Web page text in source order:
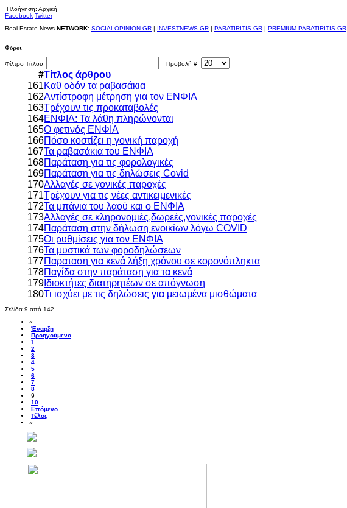
Πλοήγηση: Αρχική
Facebook Twitter
Real Estate News NETWORK: SOCIALOPINION.GR | INVESTNEWS.GR | PARATIRITIS.GR | PREMIUM.PARATIRITIS.GR
Φόροι
Φίλτρο Τίτλου Προβολή #
#Τίτλος άρθρου
161Καθ οδόν τα ραβασάκια
162Αντίστροφη μέτρηση για τον ΕΝΦΙΑ
163Τρέχουν τις προκαταβολές
164ΕΝΦΙΑ: Τα λάθη πληρώνονται
165Ο φετινός ΕΝΦΙΑ
166Πόσο κοστίζει η γονική παροχή
167Τα ραβασάκια του ΕΝΦΙΑ
168Παράταση για τις φορολογικές
169Παράταση για τις δηλώσεις Covid
170Αλλαγές σε γονικές παροχές
171Τρέχουν για τις νέες αντικειμενικές
172Τα μπάνια του λαού και ο ΕΝΦΙΑ
173Αλλαγές σε κληρονομιές,δωρεές,γονικές παροχές
174Παράταση στην δήλωση ενοικίων λόγω COVID
175Οι ρυθμίσεις για τον ΕΝΦΙΑ
176Τα μυστικά των φοροδηλώσεων
177Παραταση για κενά λήξη χρόνου σε κορονόπληκτα
178Παγίδα στην παράταση για τα κενά
179 Ιδιοκτήτες διατηρητέων σε απόγνωση
180Τι ισχύει με τις δηλώσεις για μειωμένα μισθώματα
Σελίδα 9 από 142
«
Έναρξη
Προηγούμενο
1
2
3
4
5
6
7
8
9
10
Επόμενο
Τέλος
»